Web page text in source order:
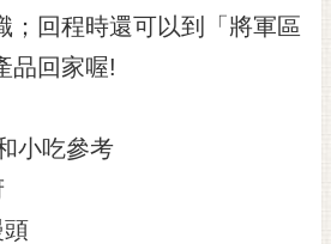
；回程時還可以到「將軍區
品回家喔!
小吃參考
頭